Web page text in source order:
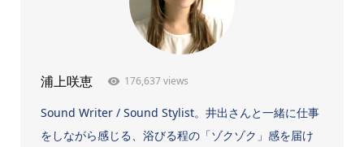
浦上咲恵 176,637 views
Sound Writer / Sound Stylist。井出さんと一緒に仕事
をしながら感じる、浴びる程の「ゾクゾク」感を届け